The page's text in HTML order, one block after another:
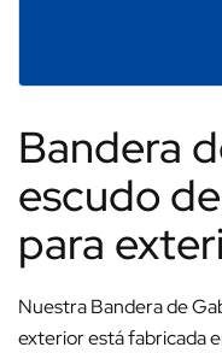
Bandera
escudo
para
Nuestra Bandera de
exterior está fabricada